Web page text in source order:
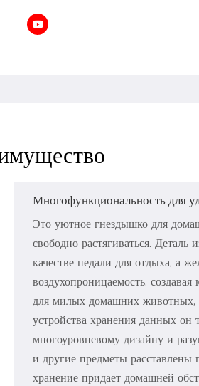
Многофункциональность для
Это уютное гнездышко для
свободно растягиваться. Деталь
качестве педали для отдыха, а
воздухопроницаемость,
для милых домашних животных,
устройства хранения данных он
многоуровневому дизайну и
и другие предметы расставлены
хранение придает домашней